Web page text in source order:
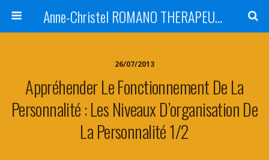
Anne-Christel ROMANO THERAPEUTE MONTPELLIER
26/07/2013
Appréhender Le Fonctionnement De La
Personnalité : Les Niveaux D’organisation De
La Personnalité 1/2